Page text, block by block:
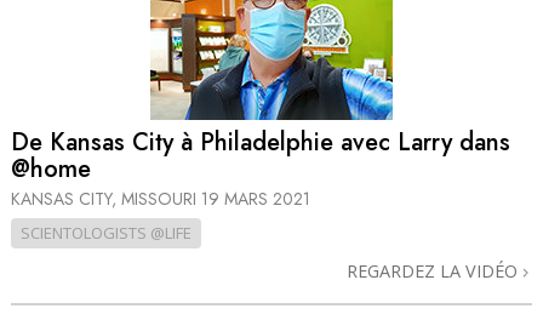
De Kansas City à Philadelphie avec Larry dans
@home
KANSAS CITY, MISSOURI 19 MARS 2021
SCIENTOLOGISTS @LIFE
REGARDEZ LA VIDÉO